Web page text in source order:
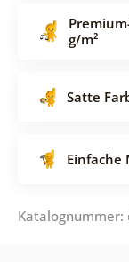
g/m²
Satte
Einfache